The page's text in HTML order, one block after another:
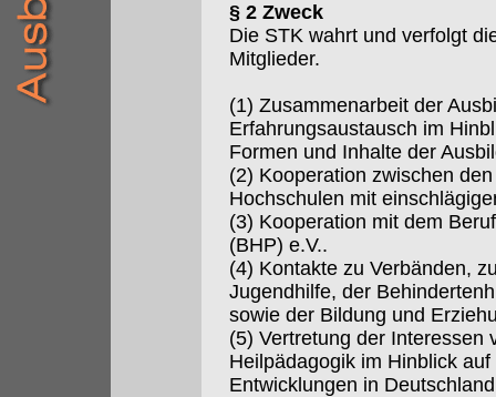
§ 2 Zweck
Die STK wahrt und verfolgt
Mitglieder.
(1) Zusammenarbeit der
Erfahrungsaustausch im
Formen und Inhalte der
(2) Kooperation zwischen
Hochschulen mit
(3) Kooperation mit dem
(BHP) e.V..
(4) Kontakte zu Verbänden,
Jugendhilfe, der
sowie der Bildung und
(5) Vertretung der Interessen
Heilpädagogik im Hinblick
Entwicklungen in